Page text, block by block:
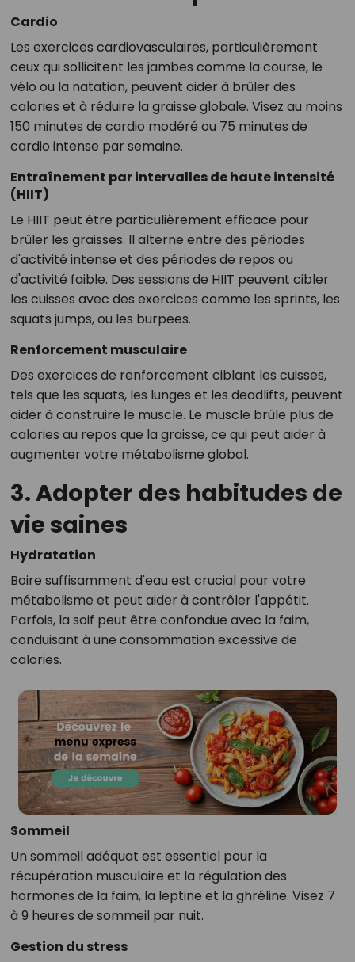
Cardio
Les exercices cardiovasculaires, particulièrement
ceux qui sollicitent les jambes comme la course, le
vélo ou la natation, peuvent aider à brûler des
calories et à réduire la graisse globale. Visez au moins
150 minutes de cardio modéré ou 75 minutes de
cardio intense par semaine.
Entraînement par intervalles de haute intensité
(HIIT)
Le HIIT peut être particulièrement efficace pour
brûler les graisses. Il alterne entre des périodes
d'activité intense et des périodes de repos ou
d'activité faible. Des sessions de HIIT peuvent cibler
les cuisses avec des exercices comme les sprints, les
squats jumps, ou les burpees.
Renforcement musculaire
Des exercices de renforcement ciblant les cuisses,
tels que les squats, les lunges et les deadlifts, peuvent
aider à construire le muscle. Le muscle brûle plus de
calories au repos que la graisse, ce qui peut aider à
augmenter votre métabolisme global.
3. Adopter des habitudes de
vie saines
Hydratation
Boire suffisamment d'eau est crucial pour votre
métabolisme et peut aider à contrôler l'appétit.
Parfois, la soif peut être confondue avec la faim,
conduisant à une consommation excessive de
calories.
Sommeil
Un sommeil adéquat est essentiel pour la
récupération musculaire et la régulation des
hormones de la faim, la leptine et la ghréline. Visez 7
à 9 heures de sommeil par nuit.
Gestion du stress